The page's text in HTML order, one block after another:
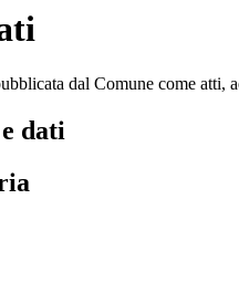
dal Comune come atti,
dati